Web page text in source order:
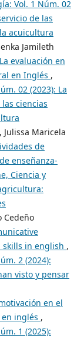
Vol. 1 Núm. 02
de las
acuicultura
Jamileth
La evaluación en
en Inglés ,
02 (2023): La
ciencias
Maricela
de
enseñanza-
Ciencia y
Cedeño
in english ,
2 (2024):
visto y pensar
en el
inglés ,
1 (2025):